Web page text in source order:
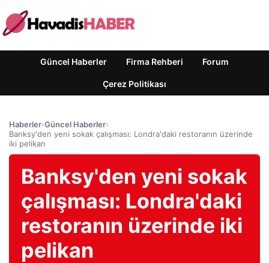
Güncel Haberler Firma Rehberi Forum
Çerez Politikası
Haberler›Güncel Haberler›
Banksy'den yeni sokak çalışması: Londra'daki restoranın üzerinde
iki pelikan
Banksy'den yeni sokak
çalışması: Londra'daki
restoranın üzerinde iki
pelikan